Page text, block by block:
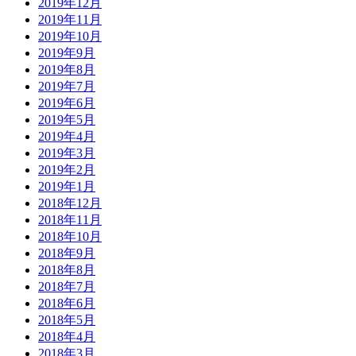
2019年11月
2019年10月
2019年9月
2019年8月
2019年7月
2019年6月
2019年5月
2019年4月
2019年3月
2019年2月
2019年1月
2018年12月
2018年11月
2018年10月
2018年9月
2018年8月
2018年7月
2018年6月
2018年5月
2018年4月
2018年3月